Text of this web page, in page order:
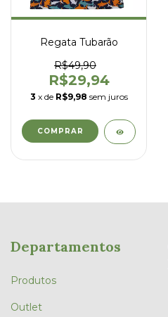
Regata Tubarão
R$49,90
R$29,94
3 x de R$9,98 sem juros
COMPRAR
Departamentos
Produtos
Outlet